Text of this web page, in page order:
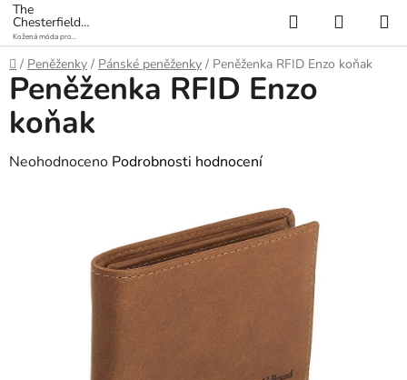
Přejít
na
obsah
The
Chesterfield
Brand
Kožená móda pro
každý den
Hledat
KOŠÍK
Domů
/ Peněženky / Pánské peněženky / Peněženka RFID Enzo koňak
Peněženka RFID Enzo
koňak
Průměrné
Neohodnoceno Podrobnosti hodnocení